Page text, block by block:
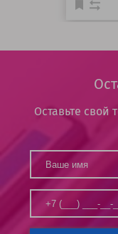
Оставьте свой